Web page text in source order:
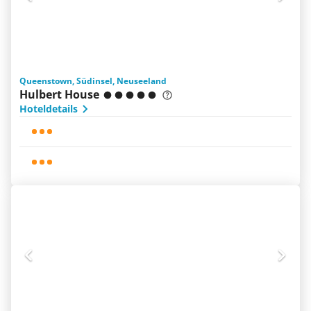
Queenstown, Südinsel, Neuseeland
Hulbert House
Hoteldetails